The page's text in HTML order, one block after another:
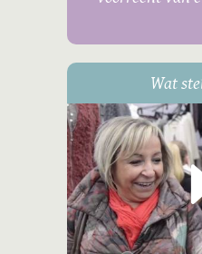
Wat